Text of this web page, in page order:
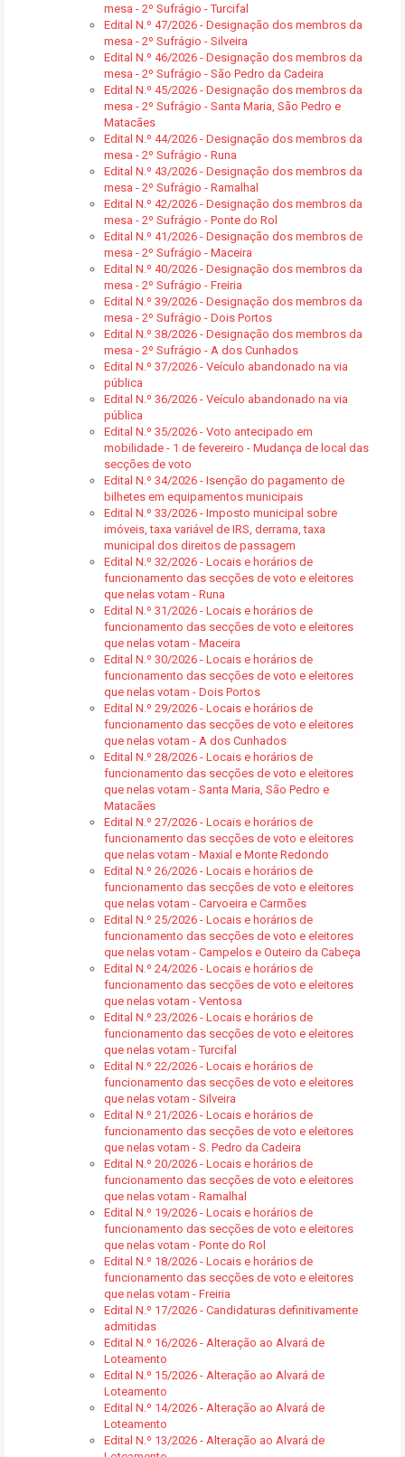
mesa - 2º Sufrágio - Turcifal
Edital N.º 47/2026 - Designação dos membros da
mesa - 2º Sufrágio - Silveira
Edital N.º 46/2026 - Designação dos membros da
mesa - 2º Sufrágio - São Pedro da Cadeira
Edital N.º 45/2026 - Designação dos membros da
mesa - 2º Sufrágio - Santa Maria, São Pedro e
Matacães
Edital N.º 44/2026 - Designação dos membros da
mesa - 2º Sufrágio - Runa
Edital N.º 43/2026 - Designação dos membros da
mesa - 2º Sufrágio - Ramalhal
Edital N.º 42/2026 - Designação dos membros da
mesa - 2º Sufrágio - Ponte do Rol
Edital N.º 41/2026 - Designação dos membros de
mesa - 2º Sufrágio - Maceira
Edital N.º 40/2026 - Designação dos membros da
mesa - 2º Sufrágio - Freiria
Edital N.º 39/2026 - Designação dos membros da
mesa - 2º Sufrágio - Dois Portos
Edital N.º 38/2026 - Designação dos membros da
mesa - 2º Sufrágio - A dos Cunhados
Edital N.º 37/2026 - Veículo abandonado na via
pública
Edital N.º 36/2026 - Veículo abandonado na via
pública
Edital N.º 35/2026 - Voto antecipado em
mobilidade - 1 de fevereiro - Mudança de local das
secções de voto
Edital N.º 34/2026 - Isenção do pagamento de
bilhetes em equipamentos municipais
Edital N.º 33/2026 - Imposto municipal sobre
imóveis, taxa variável de IRS, derrama, taxa
municipal dos direitos de passagem
Edital N.º 32/2026 - Locais e horários de
funcionamento das secções de voto e eleitores
que nelas votam - Runa
Edital N.º 31/2026 - Locais e horários de
funcionamento das secções de voto e eleitores
que nelas votam - Maceira
Edital N.º 30/2026 - Locais e horários de
funcionamento das secções de voto e eleitores
que nelas votam - Dois Portos
Edital N.º 29/2026 - Locais e horários de
funcionamento das secções de voto e eleitores
que nelas votam - A dos Cunhados
Edital N.º 28/2026 - Locais e horários de
funcionamento das secções de voto e eleitores
que nelas votam - Santa Maria, São Pedro e
Matacães
Edital N.º 27/2026 - Locais e horários de
funcionamento das secções de voto e eleitores
que nelas votam - Maxial e Monte Redondo
Edital N.º 26/2026 - Locais e horários de
funcionamento das secções de voto e eleitores
que nelas votam - Carvoeira e Carmões
Edital N.º 25/2026 - Locais e horários de
funcionamento das secções de voto e eleitores
que nelas votam - Campelos e Outeiro da Cabeça
Edital N.º 24/2026 - Locais e horários de
funcionamento das secções de voto e eleitores
que nelas votam - Ventosa
Edital N.º 23/2026 - Locais e horários de
funcionamento das secções de voto e eleitores
que nelas votam - Turcifal
Edital N.º 22/2026 - Locais e horários de
funcionamento das secções de voto e eleitores
que nelas votam - Silveira
Edital N.º 21/2026 - Locais e horários de
funcionamento das secções de voto e eleitores
que nelas votam - S. Pedro da Cadeira
Edital N.º 20/2026 - Locais e horários de
funcionamento das secções de voto e eleitores
que nelas votam - Ramalhal
Edital N.º 19/2026 - Locais e horários de
funcionamento das secções de voto e eleitores
que nelas votam - Ponte do Rol
Edital N.º 18/2026 - Locais e horários de
funcionamento das secções de voto e eleitores
que nelas votam - Freiria
Edital N.º 17/2026 - Candidaturas definitivamente
admitidas
Edital N.º 16/2026 - Alteração ao Alvará de
Loteamento
Edital N.º 15/2026 - Alteração ao Alvará de
Loteamento
Edital N.º 14/2026 - Alteração ao Alvará de
Loteamento
Edital N.º 13/2026 - Alteração ao Alvará de